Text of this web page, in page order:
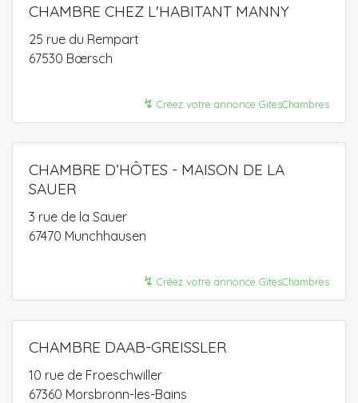
CHAMBRE CHEZ L'HABITANT MANNY
25 rue du Rempart
67530 Bœrsch
↯ Créez votre annonce GitesChambres
CHAMBRE D’HÔTES - MAISON DE LA
SAUER
3 rue de la Sauer
67470 Munchhausen
↯ Créez votre annonce GitesChambres
CHAMBRE DAAB-GREISSLER
10 rue de Froeschwiller
67360 Morsbronn-les-Bains